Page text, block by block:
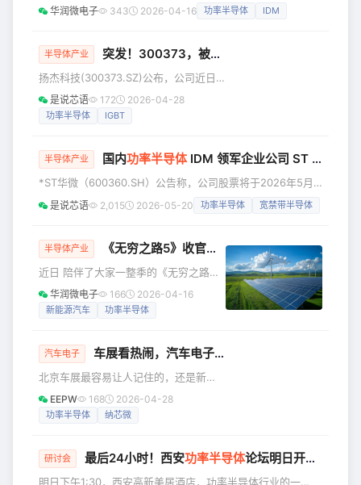
年，是国内少有的具备半导体底层核心
射频业务、功率业务两大核心板块，产
品覆盖通信基站
共赴一场关于未来的“芯”程之约。 这一次我们—— 以车规与
发与生产的协同铸就核心优势。 构建共赢的系统生态， 迎接
G2026次 2026年商业计划宣贯暨业绩合同签约
华润微电子 343 2026-04-16 功率半导体 IDM
半导体产业 突发！300373，被欧盟列入制裁名单
扬杰科技(300373.SZ)公布，公司近日
关注到，欧盟理事会于当地时间2026年
4月23日通过第20轮对俄罗斯制裁方
半导体硅片､芯片及器件设计､制造､封装
产品均为民用级功率半导体器件,包括材
料板块(单晶硅棒､硅片､外延片)､晶圆板
各类电力电子
是说芯语 172 2026-04-28
功率半导体 IGBT
半导体产业 国内功率半导体IDM 领军企业公司 ST 将摘帽
*ST华微（600360.SH）公告称，公司股票将于2026年5月
19日停牌一天，自2026年5月20日起复牌并撤销退市风险警
示及其他风险警示。撤销后，公司股票简称由“*ST华微”变更
10%。 4月20日晚间，*ST华微分别披露了2025年年度报告
和2026年第一季度报告。公告显示，公司2025年实现营业收
入22.55亿元，同比增长9.61%；归
是说芯语 2,015 2026-05-20 功率半导体 宽禁带半导体
半导体产业 《无穷之路5》收官，看华润“芯”如何赋能“中国智造”
近日 陪伴了大家一整季的《无穷之路
5》 迎来了智行旅途的收官之站 从AI、
机器人 到新能源汽车、中医药智能产线
国式现代化的关键任务 也是发展新质生
平科技自立自强 全力攻坚关键核心技术
为高质量发展注入澎湃动能 这一集 让我
们跟随TVB 走进华润微电子 看华润“芯”
华润微电子 166 2026-04-16
新能源汽车 功率半导体
汽车电子 车展看热闹，汽车电子看硬功夫
北京车展最容易让人记住的，还是新
车。 屏幕越来越大，座舱越来越像移动
空间，智驾演示一场接一场。站在展馆
问题会落到电子系统上。智驾功能要稳
EEPW 168 2026-04-28
功率半导体 纳芯微
研讨会 最后24小时！西安功率半导体论坛明日开讲，6位大咖+到场有礼
明日下午1:30，西安高新美居酒店，功率半导体行业的一